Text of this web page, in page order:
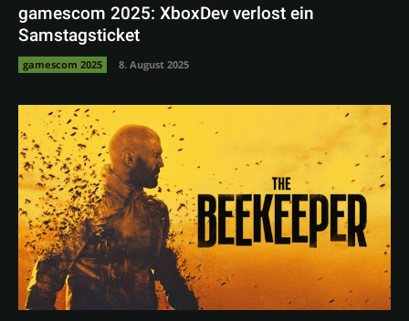
gamescom 2025: XboxDev verlost ein
Samstagsticket
gamescom 2025 8. August 2025